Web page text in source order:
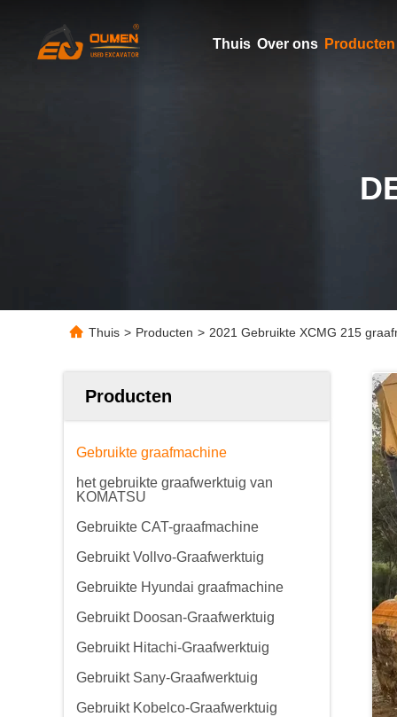
Thuis Over ons Producten
Thuis > Producten > 2021 Gebruikte XCMG 215
Producten
Gebruikte graafmachine
het gebruikte graafwerktuig van
KOMATSU
Gebruikte CAT-graafmachine
Gebruikt Vollvo-Graafwerktuig
Gebruikte Hyundai graafmachine
Gebruikt Doosan-Graafwerktuig
Gebruikt Hitachi-Graafwerktuig
Gebruikt Sany-Graafwerktuig
Gebruikt Kobelco-Graafwerktuig